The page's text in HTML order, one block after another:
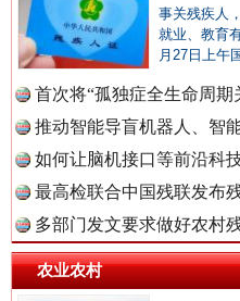
祁连巍巍树丰
事关残疾人
就业、教育
月27日上午
首次将“孤独症全生命周期
推动智能导盲机器人、智
如何让脑机接口等前沿科
最高检联合中国残联发布
多部门发文要求做好农村
农业农村